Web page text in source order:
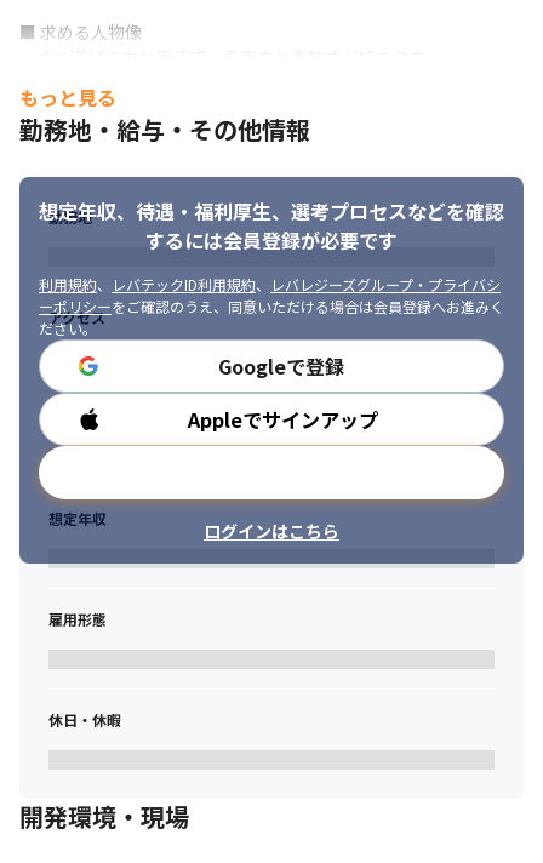
■ 求める人物像
もっと見る
勤務地・給与・その他情報
想定年収、待遇・福利厚生、 選考プロセスなどを確認
するには会員登録が必要です
利用規約、 レバテックID利用規約、
レバレジーズグループ・プライバシ
ーポリシーをご確認のうえ、同意いただける場合は会員登録へお進みく
ださい。
Googleで登録
Appleでサインアップ
ログインはこちら
勤務地
アクセス
勤務時間
想定年収
雇用形態
休日・休暇
開発環境・現場